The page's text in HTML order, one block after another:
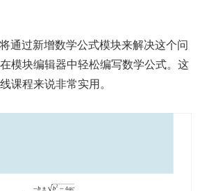
过新增数学公式模块来解决这个问
模块编辑器中轻松编写数学公式。这
课程来说非常实用。